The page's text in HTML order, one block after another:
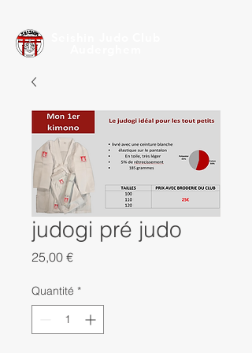
judogi pré judo
25,00 €Prix
Quantité *